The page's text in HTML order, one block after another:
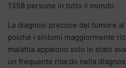
1358 persone in tutto il mondo.
La diagnosi precoce del tumore
poiché i sintomi maggiormente
malattia appaiono solo in stato
un frequente ritardo nella